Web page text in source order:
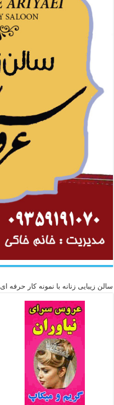
سالن زیبایی زنانه با نمونه کار حرفه ای